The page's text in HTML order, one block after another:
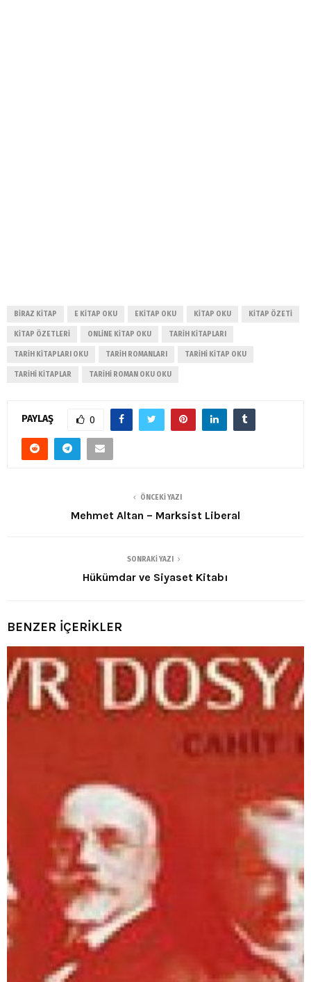
BIRAZ KITAP E KITAP OKU EKITAP OKU KITAP OKU KITAP ÖZETI
KITAP ÖZETLERI ONLINE KITAP OKU TARIH KITAPLARI
TARIH KITAPLARI OKU TARIH ROMANLARI TARIHI KITAP OKU
TARIHI KITAPLAR TARIHI ROMAN OKU OKU
PAYLAŞ 0
ÖNCEKI YAZI
Mehmet Altan – Marksist Liberal
SONRAKI YAZI
Hükümdar ve Siyaset Kitabı
BENZER İÇERİKLER